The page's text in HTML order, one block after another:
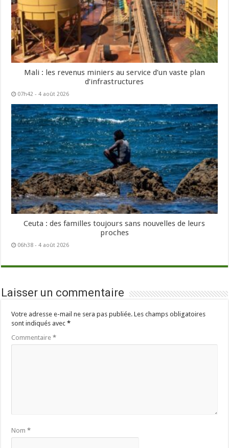
Mali : les revenus miniers au service d’un vaste plan
d’infrastructures
07h42 - 4 août 2026
Ceuta : des familles toujours sans nouvelles de leurs
proches
06h38 - 4 août 2026
Laisser un commentaire
Votre adresse e-mail ne sera pas publiée. Les champs obligatoires
sont indiqués avec*
Commentaire*
Nom*